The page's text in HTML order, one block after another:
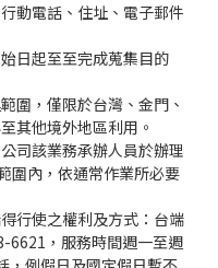
動電話、住址、電子郵件
日起至至完成蒐集目的
圍，僅限於台灣、金門、
其他境外地區利用。
司該業務承辦人員於辦理
圍內，依通常作業所必要
行使之權利及方式：台端
6621，服務時間週一至週